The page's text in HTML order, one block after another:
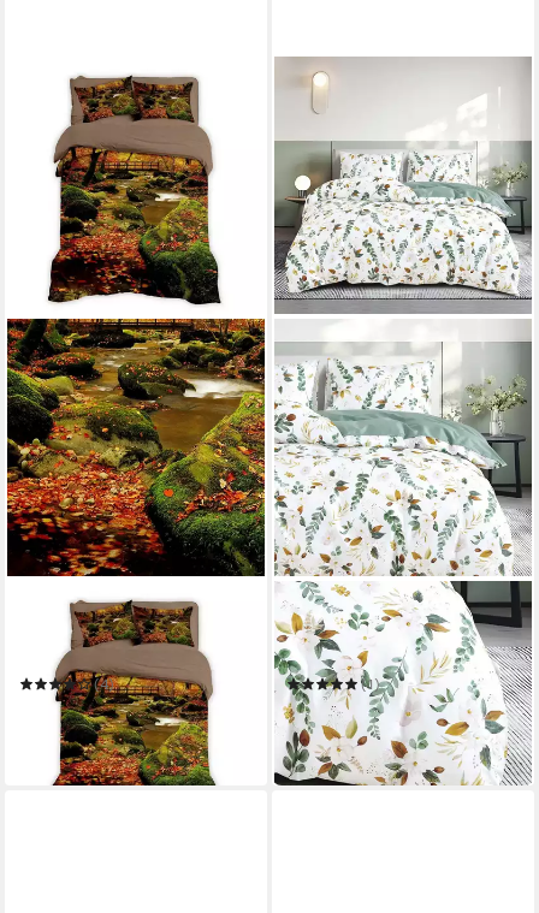
TRAUMSCHLAF
Bettwäsche Herbstwald
135 x 200 cm
(4)
39,99 € 59,95 €
in 2-3 Werktagen bei dir
TRAUMSCHLAF
Bettwäsche Herbst
135 x 200 cm
B/L
(1)
ab 79,99 €
in 2-3 Werktagen bei dir